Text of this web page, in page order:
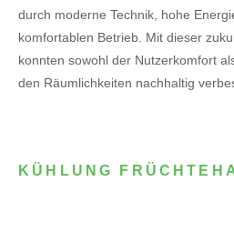
durch moderne Technik, hohe
komfortablen Betrieb. Mit dieser
konnten sowohl der Nutzerkomfort
den Räumlichkeiten nachhaltig
KÜHLUNG